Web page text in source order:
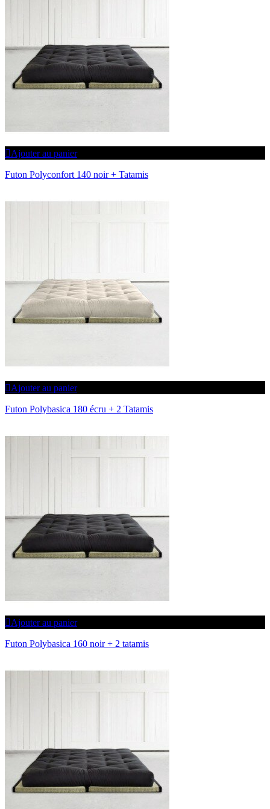
Ajouter au panier
Futon Polyconfort 140 noir + Tatamis
Ajouter au panier
Futon Polybasica 180 écru + 2 Tatamis
Ajouter au panier
Futon Polybasica 160 noir + 2 tatamis